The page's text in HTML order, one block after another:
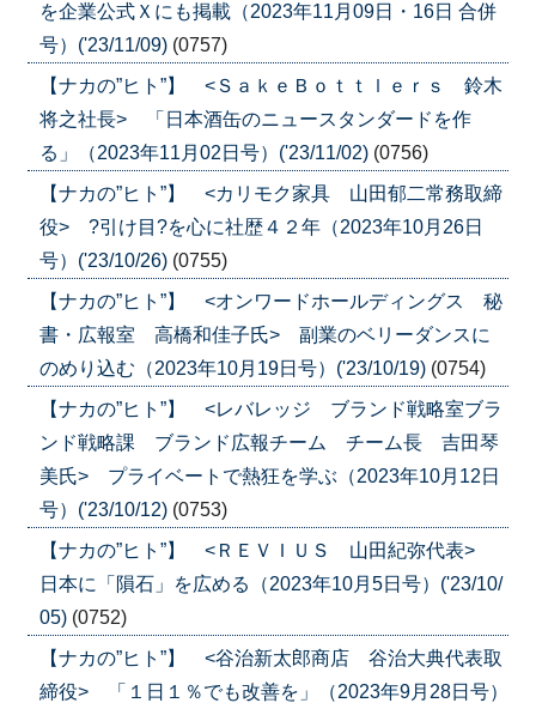
を企業公式Ｘにも掲載（2023年11月09日・16日 合併
号）('23/11/09) (0757)
【ナカの”ヒト”】 <ＳａｋｅＢｏｔｔｌｅｒｓ 鈴木
将之社長> 「日本酒缶のニュースタンダードを作
る」（2023年11月02日号）('23/11/02) (0756)
【ナカの”ヒト”】 <カリモク家具 山田郁二常務取締
役> ?引け目?を心に社歴４２年（2023年10月26日
号）('23/10/26) (0755)
【ナカの”ヒト”】 <オンワードホールディングス 秘
書・広報室 高橋和佳子氏> 副業のベリーダンスに
のめり込む（2023年10月19日号）('23/10/19) (0754)
【ナカの”ヒト”】 <レバレッジ ブランド戦略室ブラ
ンド戦略課 ブランド広報チーム チーム長 吉田琴
美氏> プライベートで熱狂を学ぶ（2023年10月12日
号）('23/10/12) (0753)
【ナカの”ヒト”】 <ＲＥＶＩＵＳ 山田紀弥代表>
日本に「隕石」を広める（2023年10月5日号）('23/10/
05) (0752)
【ナカの”ヒト”】 <谷治新太郎商店 谷治大典代表取
締役> 「１日１％でも改善を」（2023年9月28日号）